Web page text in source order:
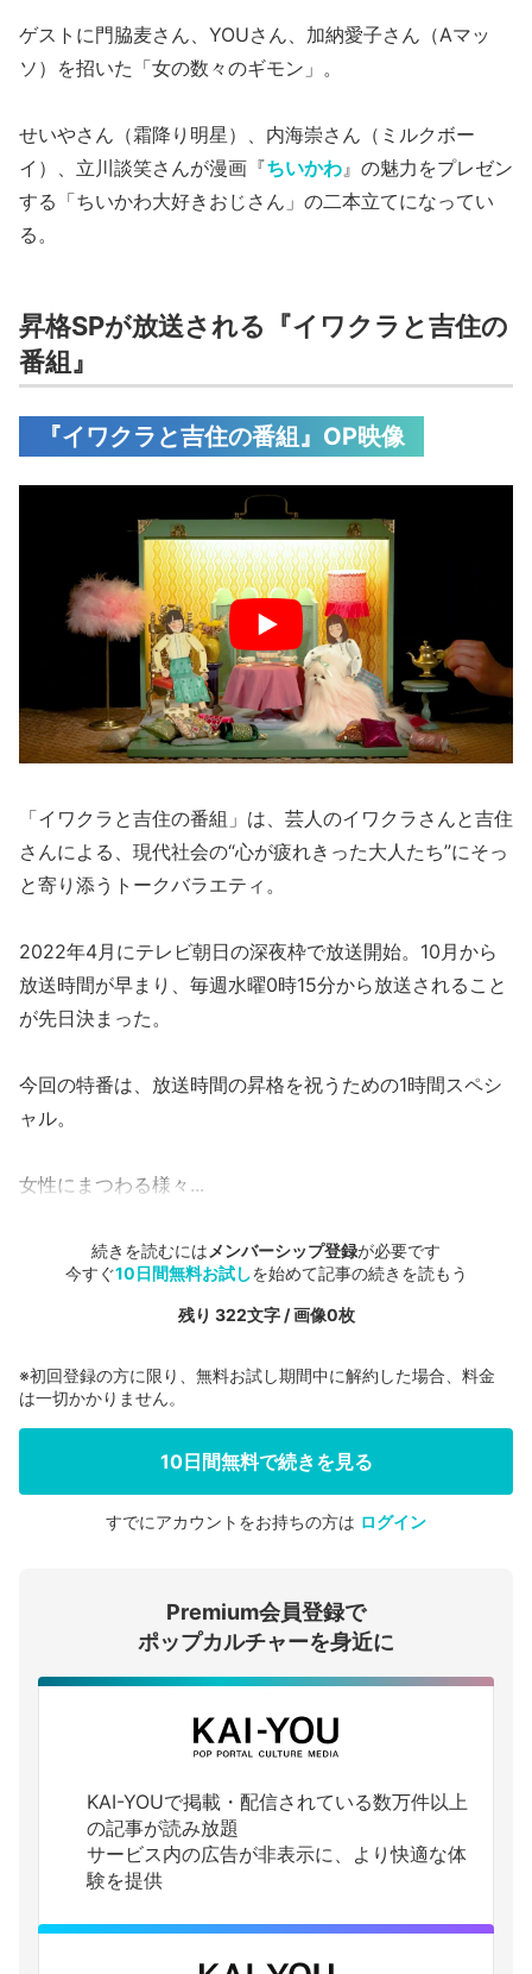
ゲストに門脇麦さん、YOUさん、加納愛子さん（Aマッ
ソ）を招いた「女の数々のギモン」。
せいやさん（霜降り明星）、内海崇さん（ミルクボー
イ）、立川談笑さんが漫画『ちいかわ』の魅力をプレゼン
する「ちいかわ大好きおじさん」の二本立てになってい
る。
昇格SPが放送される『イワクラと吉住の
番組』
『イワクラと吉住の番組』OP映像
「イワクラと吉住の番組」は、芸人のイワクラさんと吉住
さんによる、現代社会の“心が疲れきった大人たち”にそっ
と寄り添うトークバラエティ。
2022年4月にテレビ朝日の深夜枠で放送開始。10月から
放送時間が早まり、毎週水曜0時15分から放送されること
が先日決まった。
今回の特番は、放送時間の昇格を祝うための1時間スペシ
ャル。
女性にまつわる様々...
続きを読むにはメンバーシップ登録が必要です
今すぐ10日間無料お試しを始めて記事の続きを読もう
残り 322文字 / 画像0枚
会員登録する
ログインする
※初回登録の方に限り、無料お試し期間中に解約した場合、料金
は一切かかりません。
10日間無料で続きを見る
すでにアカウントをお持ちの方は ログイン
Premium会員登録で
ポップカルチャーを身近に
KAI-YOUで掲載・配信されている数万件以上
の記事が読み放題
サービス内の広告が非表示に、より快適な体
験を提供